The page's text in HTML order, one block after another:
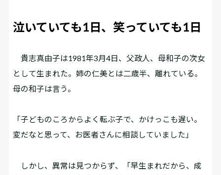
泣いていても1日、笑っていても1日
貴志真由子は1981年3月4日、父政人、母和子の次女
として生まれた。姉の仁美とは二歳半、離れている。
母の和子は言う。
「子どものころからよく転ぶ子で、かけっこも遅い。
変だなと思って、お医者さんに相談していました」
しかし、異常は見つからず、「早生まれだから、成